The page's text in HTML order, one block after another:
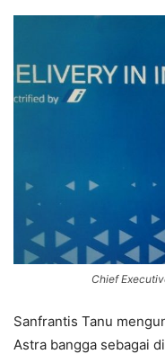
Chief
Sanfrantis Tanu
Astra bangga sebagai